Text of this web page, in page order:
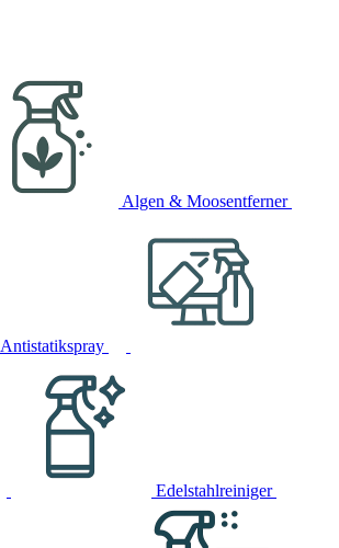
Algen & Moosentferner
Antistatikspray
Edelstahlreiniger